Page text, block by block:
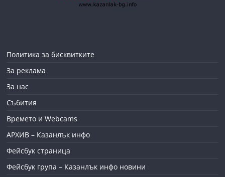
Политика за бисквитките
За реклама
За нас
Събития
Времето и Webcams
АРХИВ – Казанлък инфо
Фейсбук страница
Фейсбук група – Казанлък инфо новини